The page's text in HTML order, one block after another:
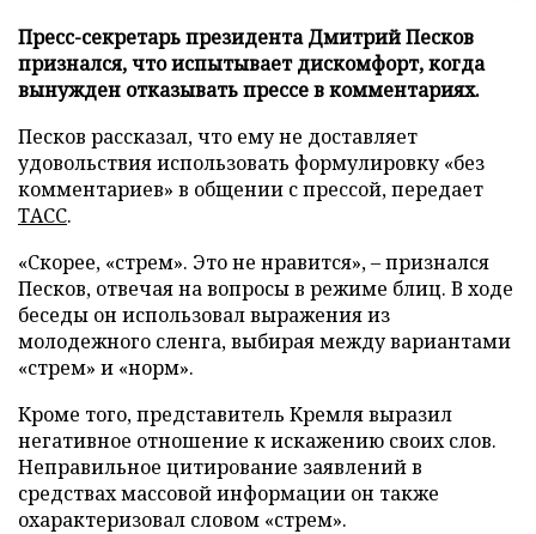
Пресс-секретарь президента Дмитрий Песков
признался, что испытывает дискомфорт, когда
вынужден отказывать прессе в комментариях.
Песков рассказал, что ему не доставляет
удовольствия использовать формулировку «без
комментариев» в общении с прессой, передает
ТАСС.
«Скорее, «стрем». Это не нравится», – признался
Песков, отвечая на вопросы в режиме блиц. В ходе
беседы он использовал выражения из
молодежного сленга, выбирая между вариантами
«стрем» и «норм».
Кроме того, представитель Кремля выразил
негативное отношение к искажению своих слов.
Неправильное цитирование заявлений в
средствах массовой информации он также
охарактеризовал словом «стрем».